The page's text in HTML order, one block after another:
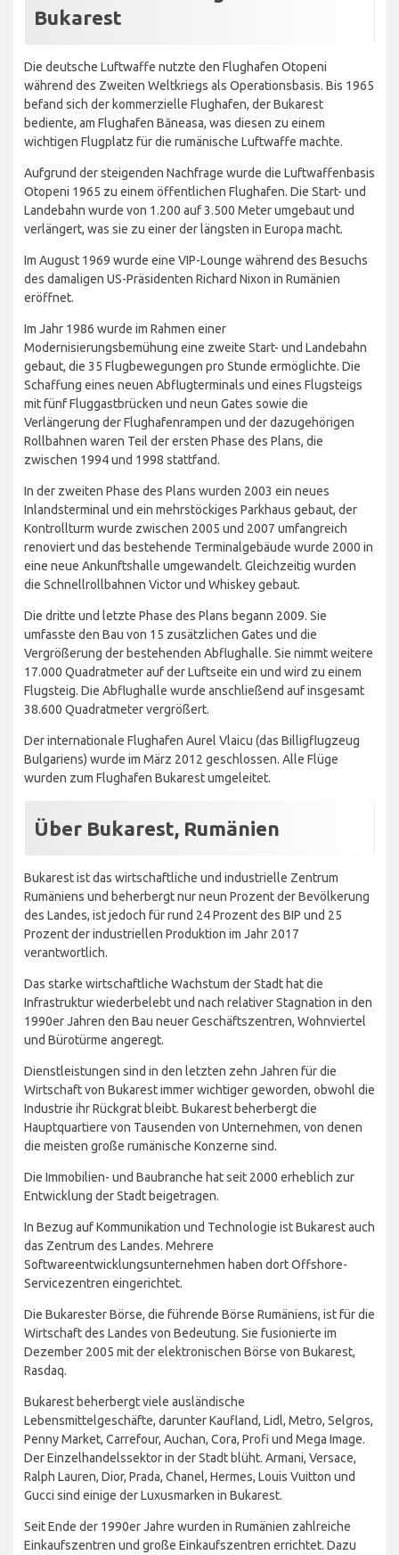
Bukarest
Die deutsche Luftwaffe nutzte den Flughafen Otopeni
während des Zweiten Weltkriegs als Operationsbasis. Bis 1965
befand sich der kommerzielle Flughafen, der Bukarest
bediente, am Flughafen Băneasa, was diesen zu einem
wichtigen Flugplatz für die rumänische Luftwaffe machte.
Aufgrund der steigenden Nachfrage wurde die Luftwaffenbasis
Otopeni 1965 zu einem öffentlichen Flughafen. Die Start- und
Landebahn wurde von 1.200 auf 3.500 Meter umgebaut und
verlängert, was sie zu einer der längsten in Europa macht.
Im August 1969 wurde eine VIP-Lounge während des Besuchs
des damaligen US-Präsidenten Richard Nixon in Rumänien
eröffnet.
Im Jahr 1986 wurde im Rahmen einer
Modernisierungsbemühung eine zweite Start- und Landebahn
gebaut, die 35 Flugbewegungen pro Stunde ermöglichte. Die
Schaffung eines neuen Abflugterminals und eines Flugsteigs
mit fünf Fluggastbrücken und neun Gates sowie die
Verlängerung der Flughafenrampen und der dazugehörigen
Rollbahnen waren Teil der ersten Phase des Plans, die
zwischen 1994 und 1998 stattfand.
In der zweiten Phase des Plans wurden 2003 ein neues
Inlandsterminal und ein mehrstöckiges Parkhaus gebaut, der
Kontrollturm wurde zwischen 2005 und 2007 umfangreich
renoviert und das bestehende Terminalgebäude wurde 2000 in
eine neue Ankunftshalle umgewandelt. Gleichzeitig wurden
die Schnellrollbahnen Victor und Whiskey gebaut.
Die dritte und letzte Phase des Plans begann 2009. Sie
umfasste den Bau von 15 zusätzlichen Gates und die
Vergrößerung der bestehenden Abflughalle. Sie nimmt weitere
17.000 Quadratmeter auf der Luftseite ein und wird zu einem
Flugsteig. Die Abflughalle wurde anschließend auf insgesamt
38.600 Quadratmeter vergrößert.
Der internationale Flughafen Aurel Vlaicu (das Billigflugzeug
Bulgariens) wurde im März 2012 geschlossen. Alle Flüge
wurden zum Flughafen Bukarest umgeleitet.
Über Bukarest, Rumänien
Bukarest ist das wirtschaftliche und industrielle Zentrum
Rumäniens und beherbergt nur neun Prozent der Bevölkerung
des Landes, ist jedoch für rund 24 Prozent des BIP und 25
Prozent der industriellen Produktion im Jahr 2017
verantwortlich.
Das starke wirtschaftliche Wachstum der Stadt hat die
Infrastruktur wiederbelebt und nach relativer Stagnation in den
1990er Jahren den Bau neuer Geschäftszentren, Wohnviertel
und Bürotürme angeregt.
Dienstleistungen sind in den letzten zehn Jahren für die
Wirtschaft von Bukarest immer wichtiger geworden, obwohl die
Industrie ihr Rückgrat bleibt. Bukarest beherbergt die
Hauptquartiere von Tausenden von Unternehmen, von denen
die meisten große rumänische Konzerne sind.
Die Immobilien- und Baubranche hat seit 2000 erheblich zur
Entwicklung der Stadt beigetragen.
In Bezug auf Kommunikation und Technologie ist Bukarest auch
das Zentrum des Landes. Mehrere
Softwareentwicklungsunternehmen haben dort Offshore-
Servicezentren eingerichtet.
Die Bukarester Börse, die führende Börse Rumäniens, ist für die
Wirtschaft des Landes von Bedeutung. Sie fusionierte im
Dezember 2005 mit der elektronischen Börse von Bukarest,
Rasdaq.
Bukarest beherbergt viele ausländische
Lebensmittelgeschäfte, darunter Kaufland, Lidl, Metro, Selgros,
Penny Market, Carrefour, Auchan, Cora, Profi und Mega Image.
Der Einzelhandelssektor in der Stadt blüht. Armani, Versace,
Ralph Lauren, Dior, Prada, Chanel, Hermes, Louis Vuitton und
Gucci sind einige der Luxusmarken in Bukarest.
Seit Ende der 1990er Jahre wurden in Rumänien zahlreiche
Einkaufszentren und große Einkaufszentren errichtet. Dazu